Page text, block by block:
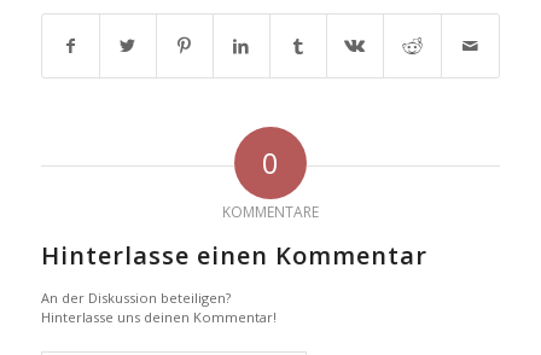
0
KOMMENTARE
Hinterlasse einen Kommentar
An der Diskussion beteiligen?
Hinterlasse uns deinen Kommentar!